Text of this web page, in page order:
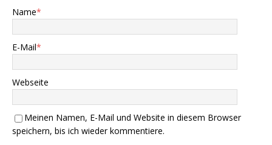
Name*
E-Mail*
Webseite
Meinen Namen, E-Mail und Website in diesem Browser
speichern, bis ich wieder kommentiere.